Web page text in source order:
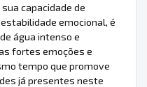
capacidade de
emocional, é
água intenso e
fortes emoções e
tempo que promove
já presentes neste